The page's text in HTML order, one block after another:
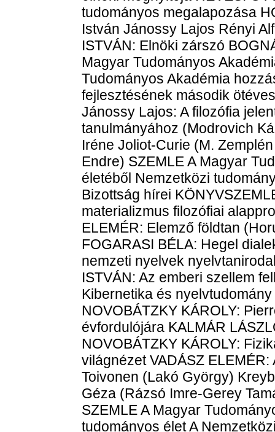
tudományos megalapozása
István Jánossy Lajos Rényi
ISTVÁN: Elnöki zárszó
Magyar Tudományos
Tudományos Akadémia
fejlesztésének második
Jánossy Lajos: A filozófia
tanulmányához (Modrovich
Iréne Joliot-Curie (M.
Endre) SZEMLE A Magyar
életéből Nemzetközi
Bizottság hírei
materializmus filozófiai
ELEMÉR: Elemző földtan
FOGARASI BÉLA: Hegel
nemzeti nyelvek
ISTVÁN: Az emberi szellem
Kibernetika és
NOVOBÁTZKY KÁROLY:
évfordulójára KALMÁR
NOVOBÁTZKY KÁROLY:
világnézet VADÁSZ
Toivonen (Lakó György)
Géza (Rázsó Imre-Gerey
SZEMLE A Magyar
tudományos élet A